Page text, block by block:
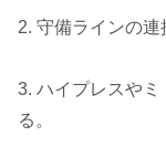
2. 守備ラインの連
3. ハイプレスや
る。